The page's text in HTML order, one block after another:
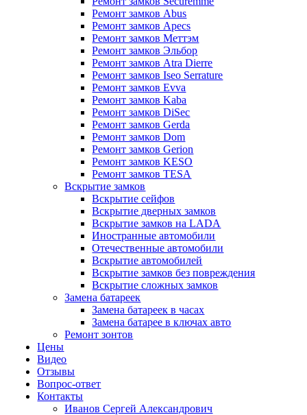
Ремонт замков Abus
Ремонт замков Apecs
Ремонт замков Меттэм
Ремонт замков Эльбор
Ремонт замков Atra Dierre
Ремонт замков Iseo Serrature
Ремонт замков Evva
Ремонт замков Kaba
Ремонт замков DiSec
Ремонт замков Gerda
Ремонт замков Dom
Ремонт замков Gerion
Ремонт замков KESO
Ремонт замков TESA
Вскрытие замков
Вскрытие сейфов
Вскрытие дверных замков
Вскрытие замков на LADA
Иностранные автомобили
Отечественные автомобили
Вскрытие автомобилей
Вскрытие замков без повреждения
Вскрытие сложных замков
Замена батареек
Замена батареек в часах
Замена батарее в ключах авто
Ремонт зонтов
Цены
Видео
Отзывы
Вопрос-ответ
Контакты
Иванов Сергей Александрович